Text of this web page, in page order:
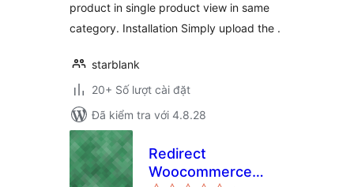
product in single product view in same
category. Installation Simply upload the .
starblank
20+ Số lượt cài đặt
Đã kiểm tra với 4.8.28
Redirect
Woocommerce